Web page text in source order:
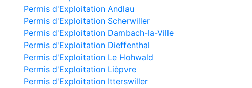
Permis d'Exploitation Andlau
Permis d'Exploitation Scherwiller
Permis d'Exploitation Dambach-la-Ville
Permis d'Exploitation Dieffenthal
Permis d'Exploitation Le Hohwald
Permis d'Exploitation Lièpvre
Permis d'Exploitation Itterswiller